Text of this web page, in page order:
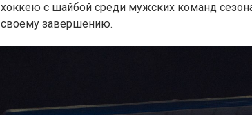
хоккею с шайбой среди мужских команд
своему завершению.